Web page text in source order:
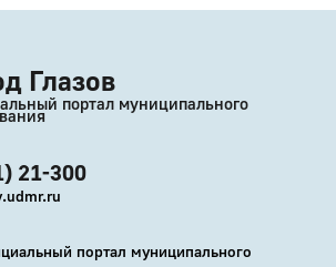
Глазов
портал муниципального
21-300
портал муниципального